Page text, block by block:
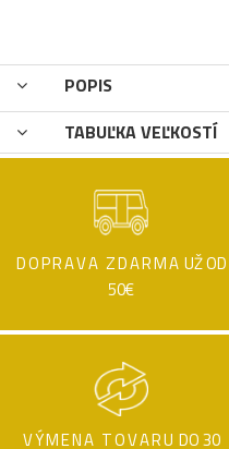
POPIS
TABUĽKA VEĽKOSTÍ
DOPRAVA ZDARMA UŽ OD
50€
VÝMENA TOVARU DO 30